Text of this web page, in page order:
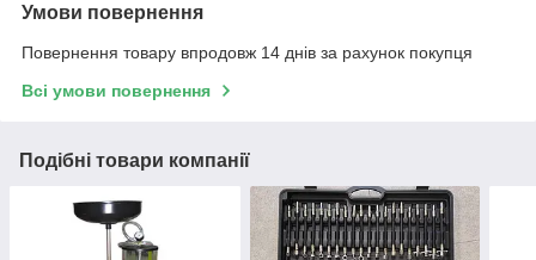
Умови повернення
Повернення товару впродовж 14 днів за рахунок покупця
Всі умови повернення
Подібні товари компанії